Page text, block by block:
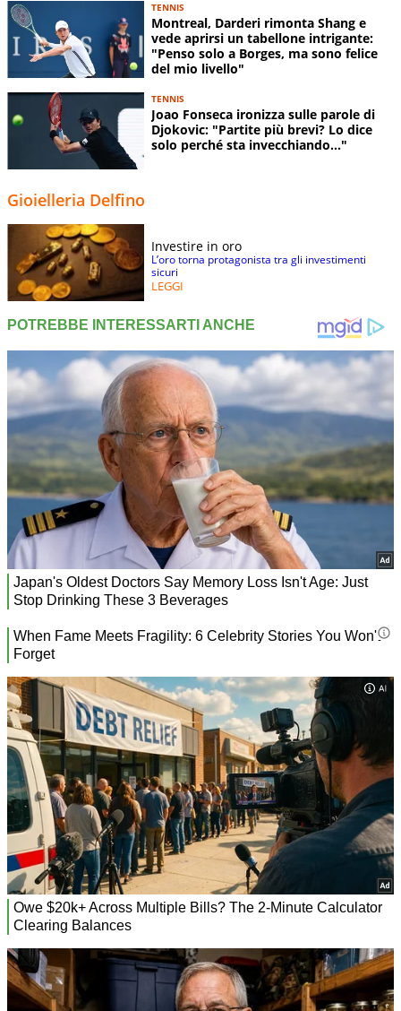
TENNIS
Montreal, Darderi rimonta Shang e
vede aprirsi un tabellone intrigante:
"Penso solo a Borges, ma sono felice
del mio livello"
TENNIS
Joao Fonseca ironizza sulle parole di
Djokovic: "Partite più brevi? Lo dice
solo perché sta invecchiando..."
Gioielleria Delfino
Investire in oro
L’oro torna protagonista tra gli investimenti
sicuri
LEGGI